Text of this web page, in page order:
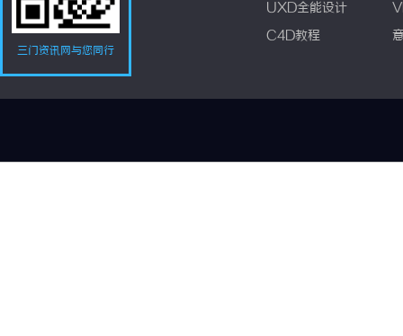
三门资讯网与您同行
UXD全能设计
C4D教程